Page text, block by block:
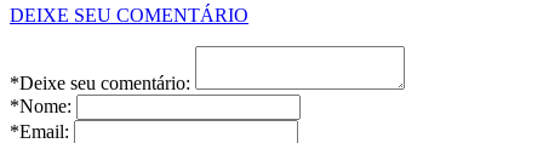
DEIXE SEU COMENTÁRIO
*Deixe seu comentário:
*Nome:
*Email: